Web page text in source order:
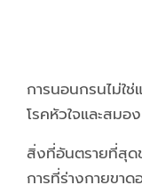
การนอนกรนไม่
โรคหัวใจและสมอง
สิ่งที่อันตรายที่สุด
การที่ร่างกายขา